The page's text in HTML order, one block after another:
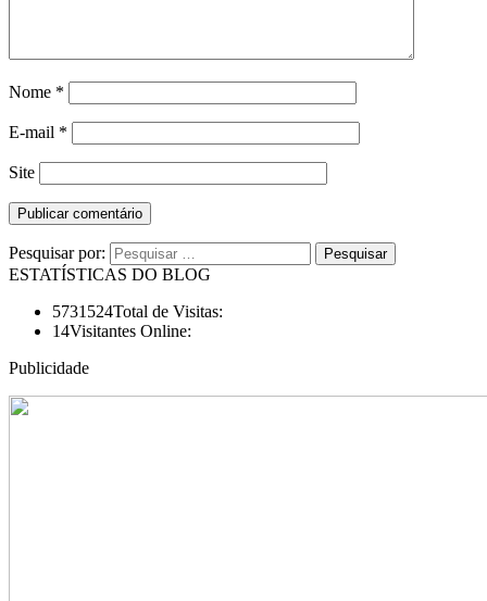
Nome *
E-mail *
Site
Pesquisar por:
ESTATÍSTICAS DO BLOG
5731524Total de Visitas:
14Visitantes Online:
Publicidade